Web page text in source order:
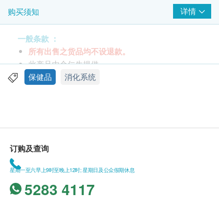
包装规格
每盒6包 / 每包5克
特性及功效
石斛: 益胃生津，滋阴清热。
花旗参: 补气养阴，清热生津
成份
花旗参，乳糖，石斛，麦芽糊精
(生产此产品的厂房亦处理含有麸质的谷类，木本坚果
及坚果制品)
购买须知 详情
一般条款 ：
所有出售之货品均不设退款。
此产品由余仁生提供。
如有任何争议，余仁生及健康网购health.ESDlife
费。
我们将于确定订单后2-4个工作天内安排发货。
风讯号悬挂或黑色暴雨警告生效时，送货服务时间
保健品 消化系统
订购及查询
星期一至六早上9时至晚上12时; 星期日及公众假期休息
5283 4117